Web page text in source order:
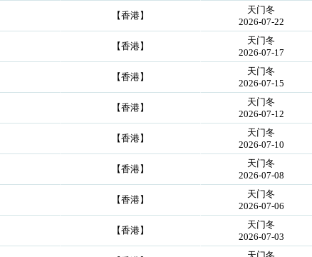
【香港】
天门冬
2026-07-22
【香港】
天门冬
2026-07-17
【香港】
天门冬
2026-07-15
【香港】
天门冬
2026-07-12
【香港】
天门冬
2026-07-10
【香港】
天门冬
2026-07-08
【香港】
天门冬
2026-07-06
【香港】
天门冬
2026-07-03